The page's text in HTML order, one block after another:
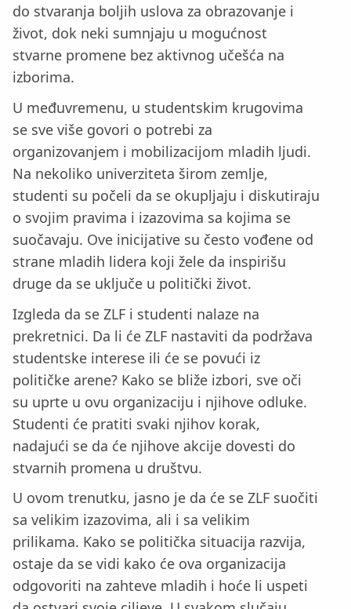
do stvaranja boljih uslova za obrazovanje i
život, dok neki sumnjaju u mogućnost
stvarne promene bez aktivnog učešća na
izborima.
U međuvremenu, u studentskim krugovima
se sve više govori o potrebi za
organizovanjem i mobilizacijom mladih ljudi.
Na nekoliko univerziteta širom zemlje,
studenti su počeli da se okupljaju i diskutiraju
o svojim pravima i izazovima sa kojima se
suočavaju. Ove inicijative su često vođene od
strane mladih lidera koji žele da inspirišu
druge da se uključe u politički život.
Izgleda da se ZLF i studenti nalaze na
prekretnici. Da li će ZLF nastaviti da podržava
studentske interese ili će se povući iz
političke arene? Kako se bliže izbori, sve oči
su uprte u ovu organizaciju i njihove odluke.
Studenti će pratiti svaki njihov korak,
nadajući se da će njihove akcije dovesti do
stvarnih promena u društvu.
U ovom trenutku, jasno je da će se ZLF suočiti
sa velikim izazovima, ali i sa velikim
prilikama. Kako se politička situacija razvija,
ostaje da se vidi kako će ova organizacija
odgovoriti na zahteve mladih i hoće li uspeti